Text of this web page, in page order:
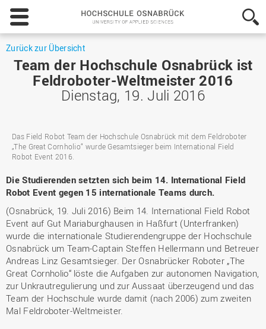
Hochschule
Osnabrück
-
of
Applied
Sciences
Zurück zur Übersicht
Team der Hochschule Osnabrück ist
Feldroboter-Weltmeister 2016
Dienstag, 19. Juli 2016
Das Field Robot Team der Hochschule Osnabrück mit dem Feldroboter
„The Great Cornholio“ wurde Gesamtsieger beim International Field
Robot Event 2016.
Die Studierenden setzten sich beim 14. International Field
Robot Event gegen 15 internationale Teams durch.
(Osnabrück, 19. Juli 2016) Beim 14. International Field Robot
Event auf Gut Mariaburghausen in Haßfurt (Unterfranken)
wurde die internationale Studierendengruppe der Hochschule
Osnabrück um Team-Captain Steffen Hellermann und Betreuer
Andreas Linz Gesamtsieger. Der Osnabrücker Roboter „The
Great Cornholio“ löste die Aufgaben zur autonomen Navigation,
zur Unkrautregulierung und zur Aussaat überzeugend und das
Team der Hochschule wurde damit (nach 2006) zum zweiten
Mal Feldroboter-Weltmeister.